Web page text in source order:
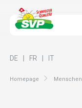
Homepage Menschen
DE FR IT